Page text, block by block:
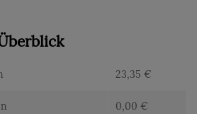
23,35 €
0,00 €